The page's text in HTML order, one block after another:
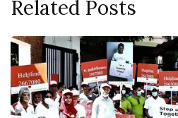
Related Posts